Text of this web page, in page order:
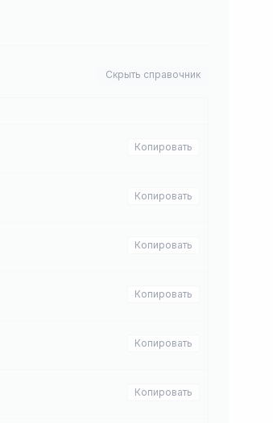
Скрыть справочник
Копировать
Копировать
Копировать
Копировать
Копировать
Копировать